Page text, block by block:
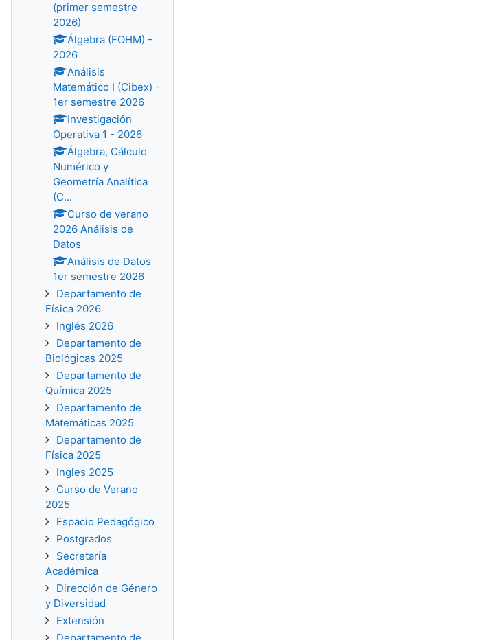
(primer semestre
2026)
Álgebra (FOHM) -
2026
Análisis
Matemático I (Cibex) -
1er semestre 2026
Investigación
Operativa 1 - 2026
Álgebra, Cálculo
Numérico y
Geometría Analítica
(C...
Curso de verano
2026 Análisis de
Datos
Análisis de Datos
1er semestre 2026
Departamento de
Física 2026
Inglés 2026
Departamento de
Biológicas 2025
Departamento de
Química 2025
Departamento de
Matemáticas 2025
Departamento de
Física 2025
Ingles 2025
Curso de Verano
2025
Espacio Pedagógico
Postgrados
Secretaría
Académica
Dirección de Género
y Diversidad
Extensión